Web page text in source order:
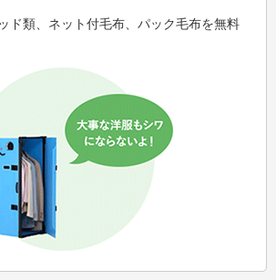
ド類、ネット付毛布、パック毛布を無料